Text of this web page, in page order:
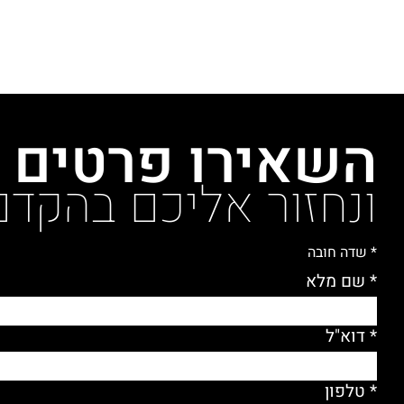
השאירו פרטים
ונחזור אליכם
* שדה חובה
* שם מלא
* דוא"ל
* טלפון